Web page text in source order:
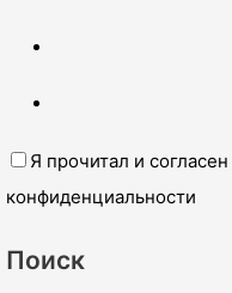
Я прочитал и
конфиденциальности
Поиск